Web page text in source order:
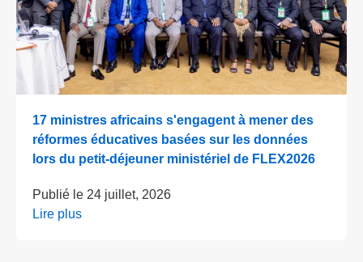
17 ministres africains s'engagent à mener des
réformes éducatives basées sur les données
lors du petit-déjeuner ministériel de FLEX2026
Publié le 24 juillet, 2026
Lire plus